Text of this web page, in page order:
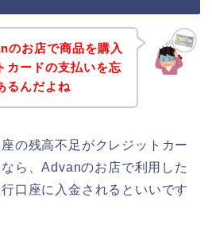
のお店で商品を購入
カードの支払いを忘
るんだよね
の残高不足がクレジットカー
ら、Advanのお店で利用した
口座に入金されるといいです